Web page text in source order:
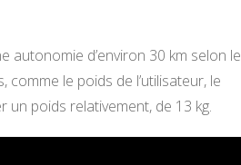
d’environ 30 km selon le
le poids de l’utilisateur, le
poids relativement, de 13 kg.